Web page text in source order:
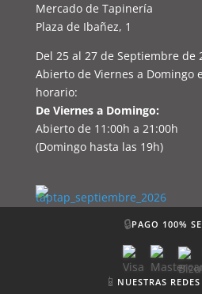
Mercado de Tapinería
Plaza de Ibañez, 1
Del 25 al 27 de Septiembre de
Abierto de Viernes a Domingo
horario:
De Viernes a Domingo:
Abierto de 11:00h a 21:00h
(Domingo hasta las 19h)
🔒PAGO 100%
📱 NUESTRAS